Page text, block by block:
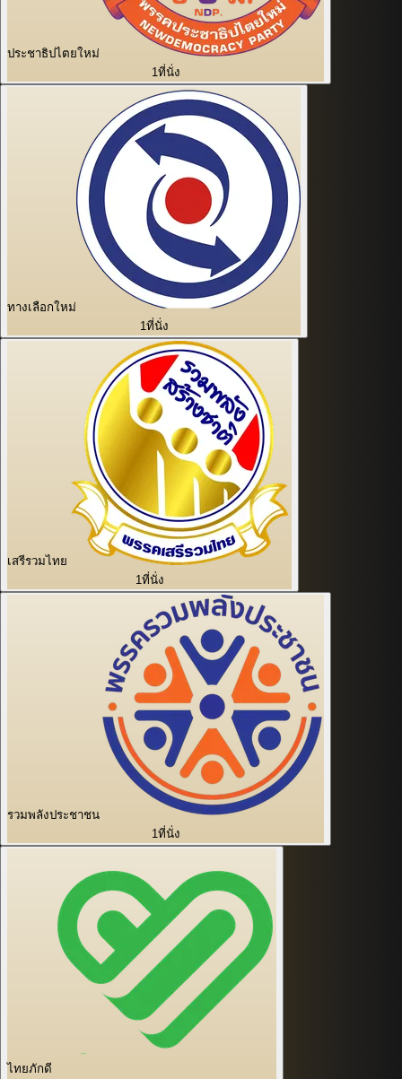
ประชาธิปไตยใหม่
1ที่นั่ง
ทางเลือกใหม่
1ที่นั่ง
เสรีรวมไทย
1ที่นั่ง
รวมพลังประชาชน
1ที่นั่ง
ไทยภักดี